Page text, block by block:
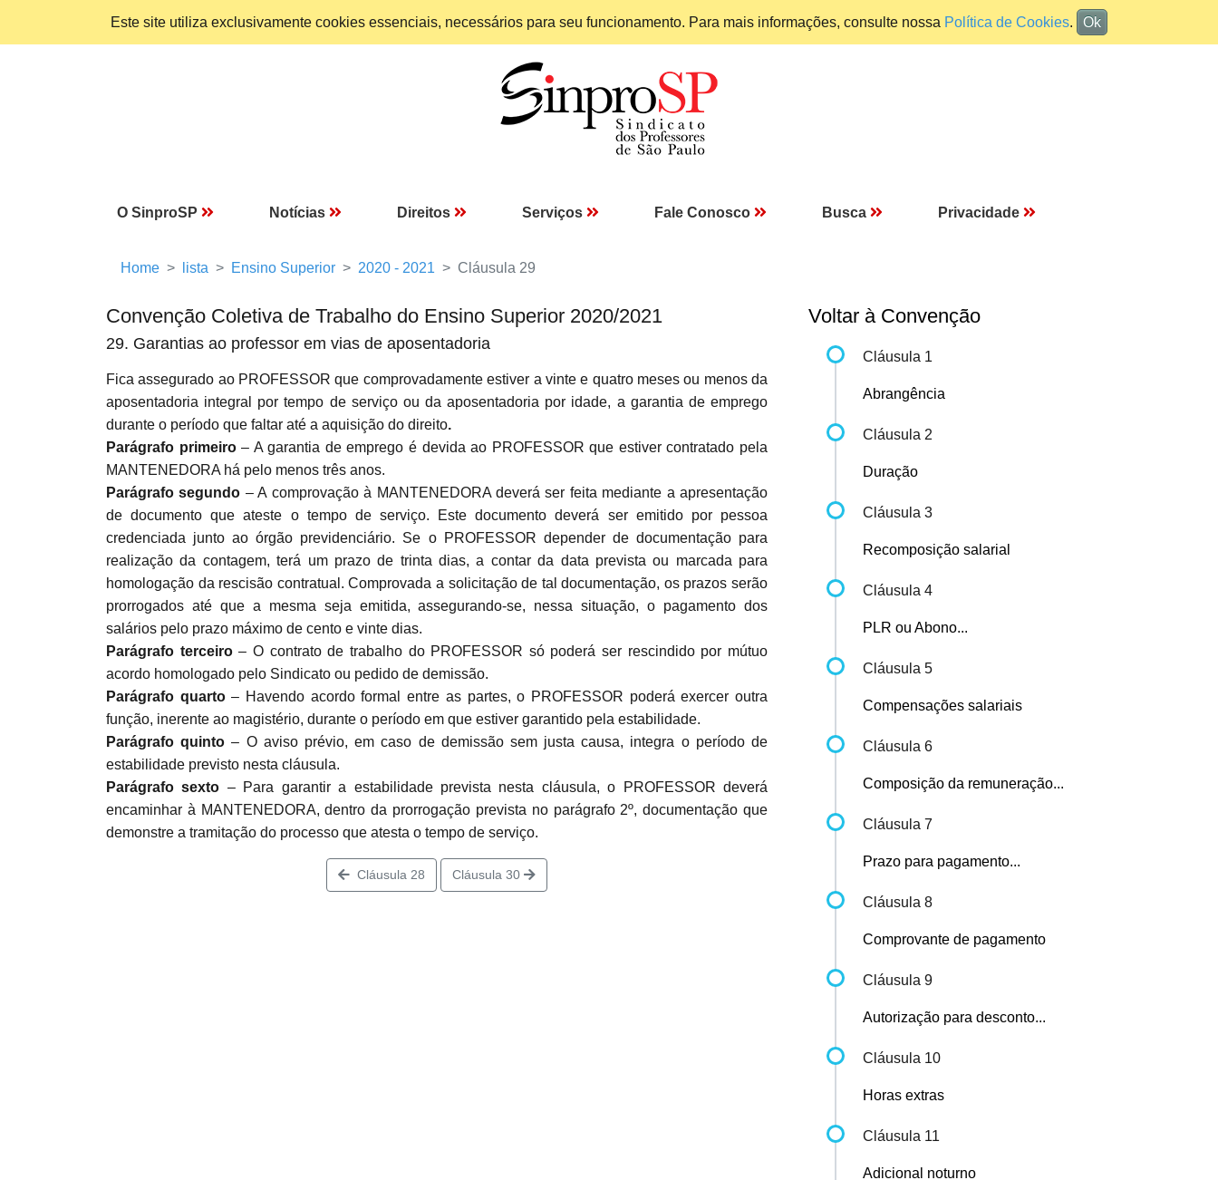
Este site utiliza exclusivamente cookies essenciais, necessários para seu funcionamento. Para mais informações, consulte nossa Política de Cookies. Ok
O SinproSP Notícias Direitos Serviços Fale Conosco Busca Privacidade
Home lista Ensino Superior 2020 - 2021 Cláusula 29
Convenção Coletiva de Trabalho do Ensino Superior 2020/2021
29. Garantias ao professor em vias de aposentadoria
Fica assegurado ao PROFESSOR que comprovadamente estiver a vinte e quatro meses ou menos da
aposentadoria integral por tempo de serviço ou da aposentadoria por idade, a garantia de emprego
durante o período que faltar até a aquisição do direito.
Parágrafo primeiro– A garantia de emprego é devida ao PROFESSOR que estiver contratado pela
MANTENEDORA há pelo menos três anos.
Parágrafo segundo – A comprovação à MANTENEDORA deverá ser feita mediante a apresentação
de documento que ateste o tempo de serviço. Este documento deverá ser emitido por pessoa
credenciada junto ao órgão previdenciário. Se o PROFESSOR depender de documentação para
realização da contagem, terá um prazo de trinta dias, a contar da data prevista ou marcada para
homologação da rescisão contratual. Comprovada a solicitação de tal documentação, os prazos serão
prorrogados até que a mesma seja emitida, assegurando-se, nessa situação, o pagamento dos
salários pelo prazo máximo de cento e vinte dias.
Parágrafo terceiro– O contrato de trabalho do PROFESSOR só poderá ser rescindido por mútuo
acordo homologado pelo Sindicato ou pedido de demissão.
Parágrafo quarto– Havendo acordo formal entre as partes, o PROFESSOR poderá exercer outra
função, inerente ao magistério, durante o período em que estiver garantido pela estabilidade.
Parágrafo quinto – O aviso prévio, em caso de demissão sem justa causa, integra o período de
estabilidade previsto nesta cláusula.
Parágrafo sexto – Para garantir a estabilidade prevista nesta cláusula, o PROFESSOR deverá
encaminhar à MANTENEDORA, dentro da prorrogação prevista no parágrafo 2º, documentação que
demonstre a tramitação do processo que atesta o tempo de serviço.
Cláusula 28 Cláusula 30
Voltar à Convenção
Cláusula 1
Abrangência
Cláusula 2
Duração
Cláusula 3
Recomposição salarial
Cláusula 4
PLR ou Abono...
Cláusula 5
Compensações salariais
Cláusula 6
Composição da remuneração...
Cláusula 7
Prazo para pagamento...
Cláusula 8
Comprovante de pagamento
Cláusula 9
Autorização para desconto...
Cláusula 10
Horas extras
Cláusula 11
Adicional noturno